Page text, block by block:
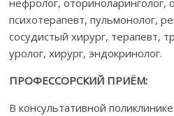
нефролог, оториноларинголог,
психотерапевт, пульмонолог,
сосудистый хирург, терапевт,
уролог, хирург, эндокринолог.
ПРОФЕССОРСКИЙ ПРИЁМ:
В консультативной